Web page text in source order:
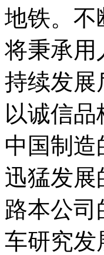
地铁。不
将秉承用
持续发展
以诚信
中国制
迅猛发展
路本公
车研究发